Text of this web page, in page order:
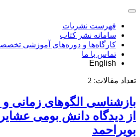
فهرست نشریات
سامانه نشر کتاب
کارگاه‌ها و دوره‌های آموزشی
تماس با ما
English
تعداد مقالات: 2
بازشناسی الگوهای زمانی
از دیدگاه دانش بومی
بویراحمد